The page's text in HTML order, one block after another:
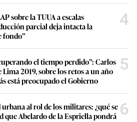
sobre la TUUA a escalas
parcial deja intacta la
fondo”
4
el tiempo perdido”: Carlos
2019, sobre los retos a un año
está preocupado el Gobierno
5
al rol de los militares: ¿qué se
que Abelardo de la Espriella pondrá 6